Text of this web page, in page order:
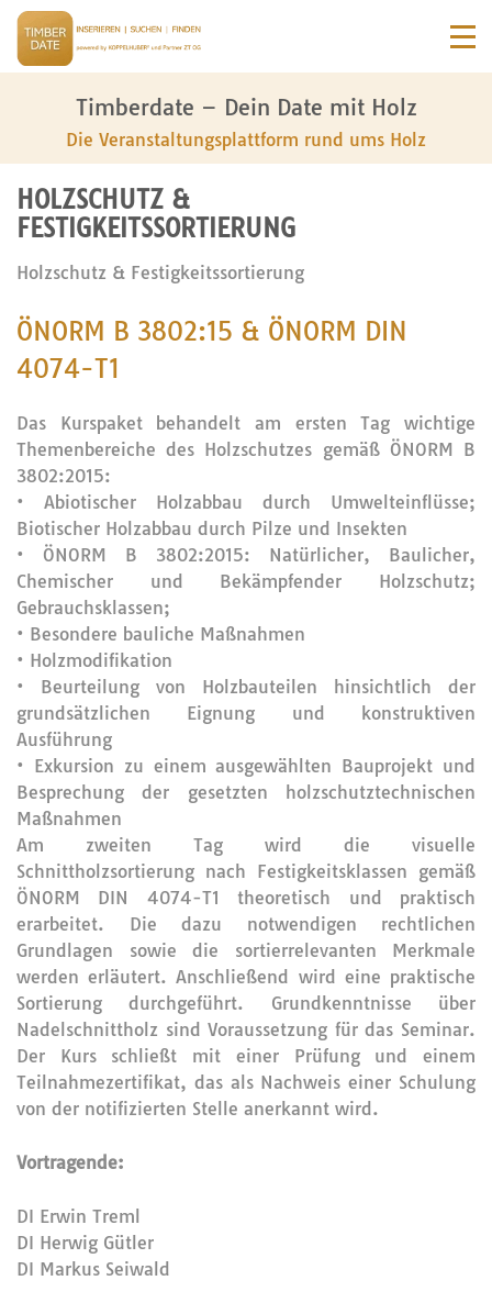
Timberdate – Dein Date mit Holz
Die Veranstaltungsplattform rund ums Holz
HOLZSCHUTZ &
FESTIGKEITSSORTIERUNG
Holzschutz & Festigkeitssortierung
ÖNORM B 3802:15 & ÖNORM DIN
4074-T1
Das Kurspaket behandelt am ersten Tag wichtige
Themenbereiche des Holzschutzes gemäß ÖNORM B
3802:2015:
• Abiotischer Holzabbau durch Umwelteinflüsse;
Biotischer Holzabbau durch Pilze und Insekten
• ÖNORM B 3802:2015: Natürlicher, Baulicher,
Chemischer und Bekämpfender Holzschutz;
Gebrauchsklassen;
• Besondere bauliche Maßnahmen
• Holzmodifikation
• Beurteilung von Holzbauteilen hinsichtlich der
grundsätzlichen Eignung und konstruktiven
Ausführung
• Exkursion zu einem ausgewählten Bauprojekt und
Besprechung der gesetzten holzschutztechnischen
Maßnahmen
Am zweiten Tag wird die visuelle
Schnittholzsortierung nach Festigkeitsklassen gemäß
ÖNORM DIN 4074-T1 theoretisch und praktisch
erarbeitet. Die dazu notwendigen rechtlichen
Grundlagen sowie die sortierrelevanten Merkmale
werden erläutert. Anschließend wird eine praktische
Sortierung durchgeführt. Grundkenntnisse über
Nadelschnittholz sind Voraussetzung für das Seminar.
Der Kurs schließt mit einer Prüfung und einem
Teilnahmezertifikat, das als Nachweis einer Schulung
von der notifizierten Stelle anerkannt wird.
Vortragende:
DI Erwin Treml
DI Herwig Gütler
DI Markus Seiwald